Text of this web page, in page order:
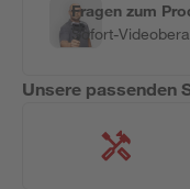
Fragen zum
Sofort-
Unsere passenden